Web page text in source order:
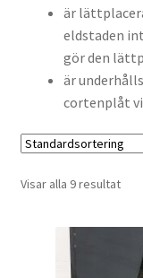
är
eldstaden
gör den
är
cortenplåt
Visar alla 9 resultat